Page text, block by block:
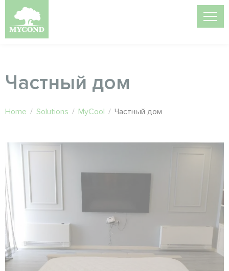
Частный дом
Home / Solutions / MyCool / Частный дом